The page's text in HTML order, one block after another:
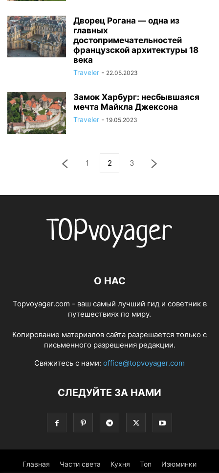
Дворец Рогана — одна из
главных
достопримечательностей
французской архитектуры 18
века
Traveler - 22.05.2023
Замок Харбург: несбывшаяся
мечта Майкла Джексона
Traveler - 19.05.2023
1 2 3
О НАС
Topvoyager.com - ваш самый лучший гид и советник в
путешествиях по миру.
Копирование материалов сайта разрешается только с
письменного разрешения редакции.
Свяжитесь с нами: office@topvoyager.com
СЛЕДУЙТЕ ЗА НАМИ
Главная Части света Кухня Топ Изюминки